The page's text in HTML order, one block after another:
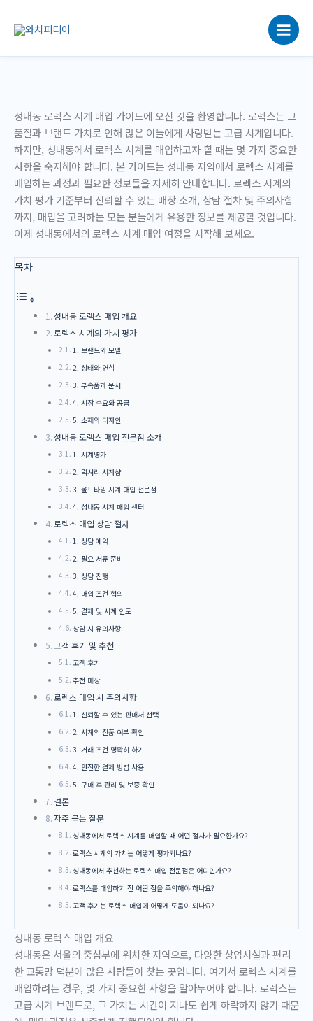
로
성내동 로렉스 시계 매입 가이드에 오신 것을 환영합니다. 로렉스는 그
품질과 브랜드 가치로 인해 많은 이들에게 사랑받는 고급 시계입니다.
하지만, 성내동에서 로렉스 시계를 매입하고자 할 때는 몇 가지 중요한
사항을 숙지해야 합니다. 본 가이드는 성내동 지역에서 로렉스 시계를
매입하는 과정과 필요한 정보들을 자세히 안내합니다. 로렉스 시계의
가치 평가 기준부터 신뢰할 수 있는 매장 소개, 상담 절차 및 주의사항
까지, 매입을 고려하는 모든 분들에게 유용한 정보를 제공할 것입니다.
이제 성내동에서의 로렉스 시계 매입 여정을 시작해 보세요.
목차
성내동 로렉스 매입 개요
로렉스 시계의 가치 평가
1. 브랜드와 모델
2. 상태와 연식
3. 부속품과 문서
4. 시장 수요와 공급
5. 소재와 디자인
성내동 로렉스 매입 전문점 소개
1. 시계명가
2. 럭셔리 시계샵
3. 올드타임 시계 매입 전문점
4. 성내동 시계 매입 센터
로렉스 매입 상담 절차
1. 상담 예약
2. 필요 서류 준비
3. 상담 진행
4. 매입 조건 협의
5. 결제 및 시계 인도
상담 시 유의사항
고객 후기 및 추천
고객 후기
추천 매장
로렉스 매입 시 주의사항
1. 신뢰할 수 있는 판매처 선택
2. 시계의 진품 여부 확인
3. 거래 조건 명확히 하기
4. 안전한 결제 방법 사용
5. 구매 후 관리 및 보증 확인
결론
자주 묻는 질문
성내동에서 로렉스 시계를 매입할 때 어떤 절차가 필요한가요?
로렉스 시계의 가치는 어떻게 평가되나요?
성내동에서 추천하는 로렉스 매입 전문점은 어디인가요?
로렉스를 매입하기 전 어떤 점을 주의해야 하나요?
고객 후기는 로렉스 매입에 어떻게 도움이 되나요?
성내동 로렉스 매입 개요
성내동은 서울의 중심부에 위치한 지역으로, 다양한 상업시설과 편리
한 교통망 덕분에 많은 사람들이 찾는 곳입니다. 여기서 로렉스 시계를
매입하려는 경우, 몇 가지 중요한 사항을 알아두어야 합니다. 로렉스는
고급 시계 브랜드로, 그 가치는 시간이 지나도 쉽게 하락하지 않기 때문